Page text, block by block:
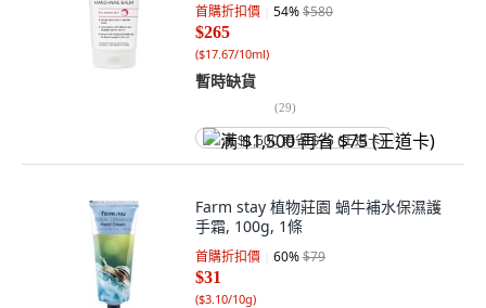
首購折扣價 54%$580
$265
($17.67/10ml)
暫時缺貨
(29)
满 $1,500 再省 $75 (王道卡)
Farm stay 植物莊園 蝸牛補水保濕護
手霜, 100g, 1條
首購折扣價 60%$79
$31
($3.10/10g)